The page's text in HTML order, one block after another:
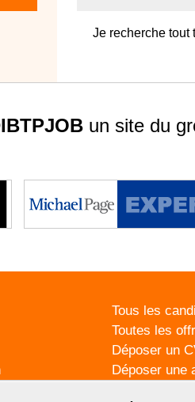
Je recherche tout
un site du
Tous les
Toutes les
Déposer un
Déposer une